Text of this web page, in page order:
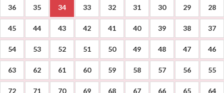
28
29
30
31
32
33
34
35
36
37
38
39
40
41
42
43
44
45
46
47
48
49
50
51
52
53
54
55
56
57
58
59
60
61
62
63
64
65
66
67
68
69
70
71
72